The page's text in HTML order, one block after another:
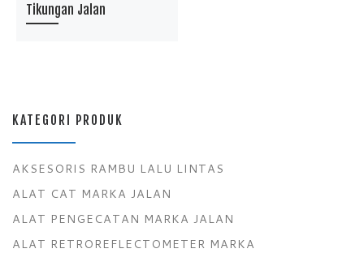
Tikungan Jalan
KATEGORI PRODUK
AKSESORIS RAMBU LALU LINTAS
ALAT CAT MARKA JALAN
ALAT PENGECATAN MARKA JALAN
ALAT RETROREFLECTOMETER MARKA